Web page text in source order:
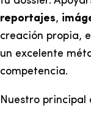
reportajes,
creación propia,
un excelente
competencia.
Nuestro principal